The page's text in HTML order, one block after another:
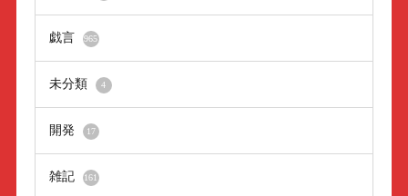
戯言 965
未分類 4
開発 17
雑記 161